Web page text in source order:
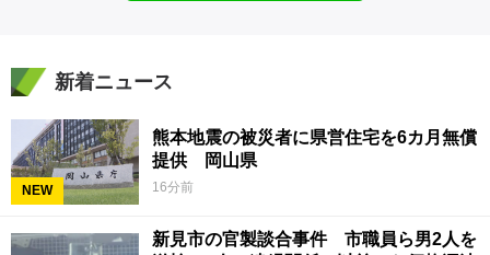
新着ニュース
NEW
熊本地震の被災者に県営住宅を6カ月無償
提供 岡山県
16分前
新見市の官製談合事件 市職員ら男2人を